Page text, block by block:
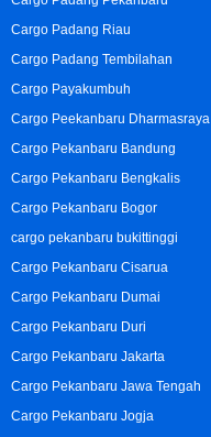
Cargo Padang Riau
Cargo Padang Tembilahan
Cargo Payakumbuh
Cargo Peekanbaru Dharmasraya
Cargo Pekanbaru Bandung
Cargo Pekanbaru Bengkalis
Cargo Pekanbaru Bogor
cargo pekanbaru bukittinggi
Cargo Pekanbaru Cisarua
Cargo Pekanbaru Dumai
Cargo Pekanbaru Duri
Cargo Pekanbaru Jakarta
Cargo Pekanbaru Jawa Tengah
Cargo Pekanbaru Jogja